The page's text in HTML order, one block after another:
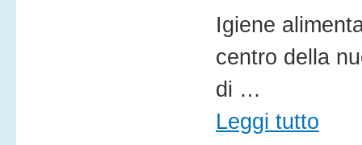
Igiene
centro della
di …
Leggi tutto